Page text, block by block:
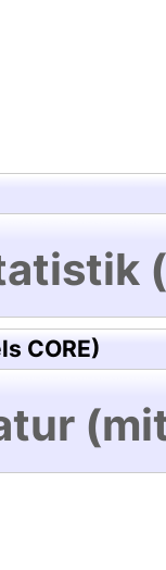
CORE)